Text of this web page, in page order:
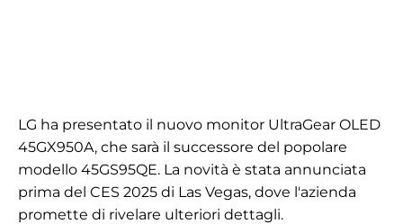
LG ha presentato il nuovo monitor UltraGear OLED
45GX950A, che sarà il successore del popolare
modello 45GS95QE. La novità è stata annunciata
prima del CES 2025 di Las Vegas, dove l'azienda
promette di rivelare ulteriori dettagli.